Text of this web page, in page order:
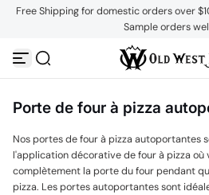
Passer au contenu
Free Shipping for domestic orders over
Sample orders
Porte de four à pizza
Nos portes de four à pizza autoportantes
l'application décorative de four à pizza
complètement la porte du four pendant
pizza. Les portes autoportantes sont